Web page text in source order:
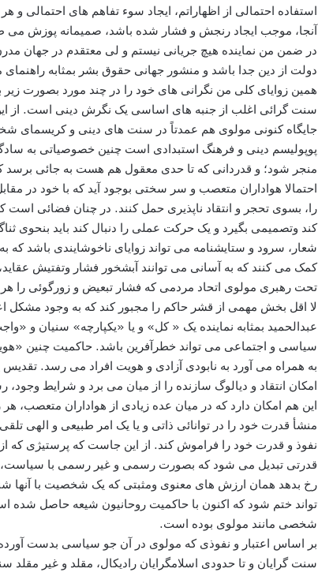
استفاده احتمالی از اظهاراتم، ایجاد سوء تفاهم های احتمالی و
آنجا، موجب ایجاد رنجش و فشار شده باشد، صمیمانه پوزش می
در ضمن من نماینده هیچ جریانی نیستم و لی معتقدم در جهان
دولت از دین جدا باشد و منشور جهانی حقوق بشر بمثابه
همین زوایای کلی من نگرانی های خود را در چند مورد بصورت زیر
سنت گرائی اغلب از جنبه های اساسی یک نگرش دینی است. از
جایگاه کنونی مولوی هم عمدتاً در سنت های دینی و کریسمای
پوپولیسم دینی و فرهنگ استبدادی است چنین خصوصیاتی
منجر شود؛ و قدردانی که تا حدی معقول هم هست به جائی برسد
احتمالا هواداران متعصب و سر سختی بوجود آید که با خود در
را، بسوی تحجر و انتقاد ناپذیری حمل کنند. در چنان فضائی است
کند وتصمیمی بگیرد و یک حرکت عملی را دنبال کند باید بنحوی
شعار، سرود و ستایشنامه می تواند زوایای ناخوشایندی
کمک می کنند که به آسانی می توانند آبشخور فشار وتفتیش عقاید،
تحت رهبری مولوی اتحاد مردمی که فشار تبعیض و زورگوئی را
لا اقل بخش مهمی از قشر حاکم را مجبور کند که به وجود مشکل
عبدالحمید بمثابه نماینده یک « کل» و یا «یکپارچه» سنیان و
سیاسی و اجتماعی می تواند خطرآفرین باشد. حاکمیت چنین
به همراه می آورد به نابودی آزادی و هویت افراد می رسد.
امکان انتقاد و دیالوگ سازنده را از میان می برد و شرایط
این هم امکان دارد که در میان عده زیادی از هواداران
منشأ قدرت خود را در توانائی ذاتی و یا یک امر طبیعی و الهی
نفوذ و قدرت خود را فراموش کند. از این جاست که پرستیژی که
قدرتی تبدیل می شود که بصورت رسمی و غیر رسمی با سیاست،
رخ بدهد همان ارزش های معنوی ومثبتی که یک شخصیت با
تواند ختم شود که اکنون با حاکمیت روحانیون شیعه حاصل شده
شخصی مانند مولوی بوده است.
بر اساس اعتبار و نفوذی که مولوی در آن جو سیاسی بدست آورده
سنت گرایان و تا حدودی اسلامگرایان رادیکال، مقلد و غیر مقلد